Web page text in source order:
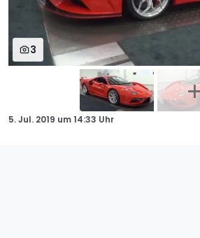
3
5. Jul. 2019 um14:33 Uhr